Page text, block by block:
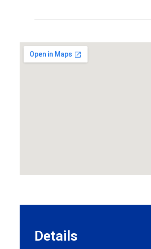
Details